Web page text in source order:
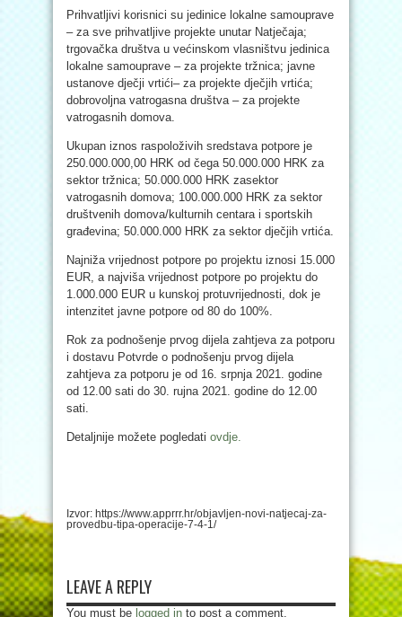
Prihvatljivi korisnici su jedinice lokalne samouprave
– za sve prihvatljive projekte unutar Natječaja;
trgovačka društva u većinskom vlasništvu jedinica
lokalne samouprave – za projekte tržnica; javne
ustanove dječji vrtići– za projekte dječjih vrtića;
dobrovoljna vatrogasna društva – za projekte
vatrogasnih domova.
Ukupan iznos raspoloživih sredstava potpore je
250.000.000,00 HRK od čega 50.000.000 HRK za
sektor tržnica; 50.000.000 HRK zasektor
vatrogasnih domova; 100.000.000 HRK za sektor
društvenih domova/kulturnih centara i sportskih
građevina; 50.000.000 HRK za sektor dječjih vrtića.
Najniža vrijednost potpore po projektu iznosi 15.000
EUR, a najviša vrijednost potpore po projektu do
1.000.000 EUR u kunskoj protuvrijednosti, dok je
intenzitet javne potpore od 80 do 100%.
Rok za podnošenje prvog dijela zahtjeva za potporu
i dostavu Potvrde o podnošenju prvog dijela
zahtjeva za potporu je od 16. srpnja 2021. godine
od 12.00 sati do 30. rujna 2021. godine do 12.00
sati.
Detaljnije možete pogledati ovdje.
Izvor: https://www.apprrr.hr/objavljen-novi-natjecaj-za-
provedbu-tipa-operacije-7-4-1/
LEAVE A REPLY
You must be logged in to post a comment.